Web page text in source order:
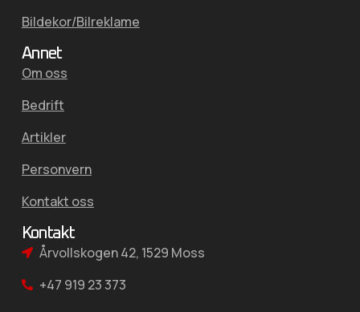
Bildekor/Bilreklame
Annet
Om oss
Bedrift
Artikler
Personvern
Kontakt oss
Kontakt
Årvollskogen 42, 1529 Moss
+47 919 23 373